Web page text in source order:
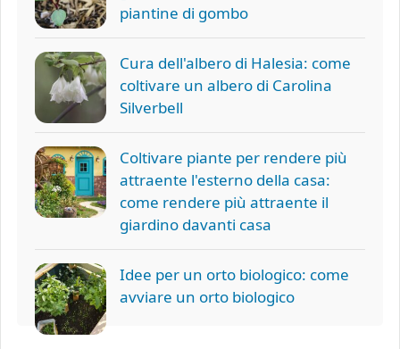
piantine di gombo
Cura dell'albero di Halesia: come
coltivare un albero di Carolina
Silverbell
Coltivare piante per rendere più
attraente l'esterno della casa:
come rendere più attraente il
giardino davanti casa
Idee per un orto biologico: come
avviare un orto biologico